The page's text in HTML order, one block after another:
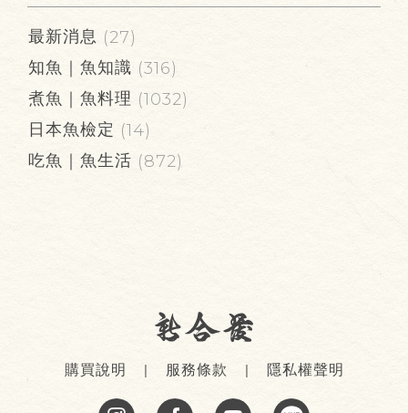
最新消息 (27)
知魚｜魚知識 (316)
煮魚｜魚料理 (1032)
日本魚檢定 (14)
吃魚｜魚生活 (872)
購買說明 服務條款 隱私權聲明